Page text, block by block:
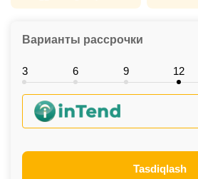
Варианты рассрочки
3 6 9 12
Tasdiqlash